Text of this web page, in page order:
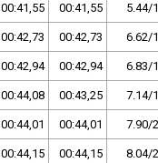
00:41,55 00:41,55 5.44/
00:42,73 00:42,73 6.62/
00:42,94 00:42,94 6.83/
00:44,08 00:43,25 7.14/
00:44,01 00:44,01 7.90/
00:44,15 00:44,15 8.04/